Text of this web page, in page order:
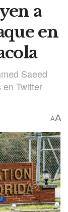
a
en
Saeed
Twitter
AA